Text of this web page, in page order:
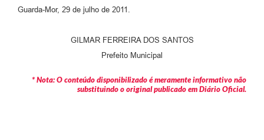
Guarda-Mor, 29 de julho de 2011.
GILMAR FERREIRA DOS SANTOS
Prefeito Municipal
* Nota: O conteúdo disponibilizado é meramente informativo não
substituindo o original publicado em Diário Oficial.